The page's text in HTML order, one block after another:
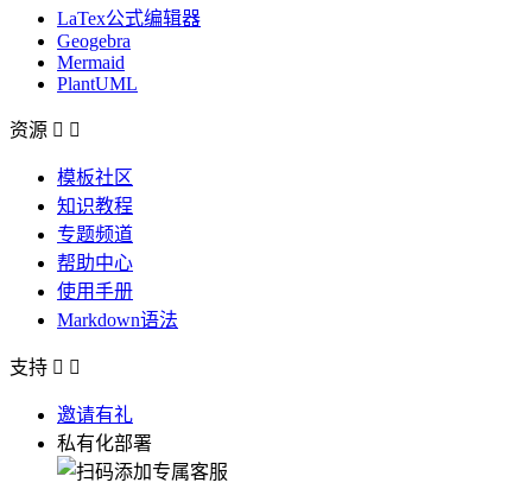
LaTex公式编辑器
Geogebra
Mermaid
PlantUML
资源  
模板社区
知识教程
专题频道
帮助中心
使用手册
Markdown语法
支持  
邀请有礼
私有化部署